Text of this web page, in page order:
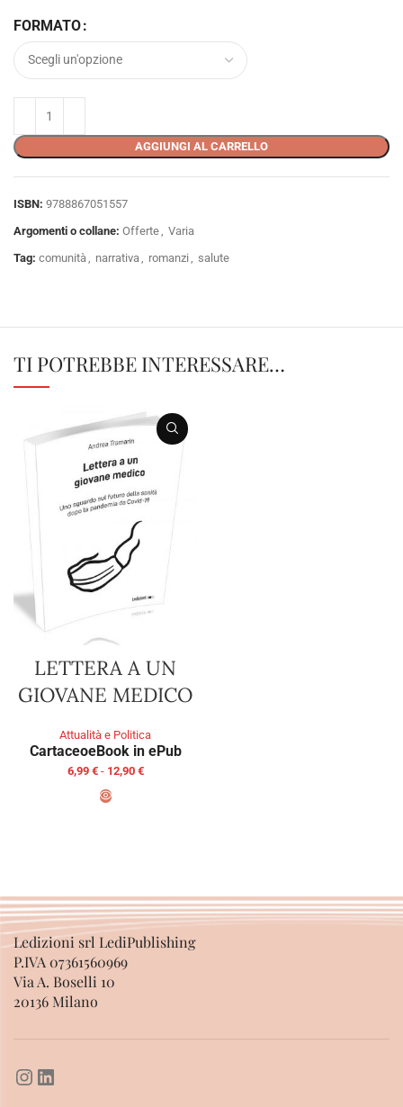
FORMATO
AGGIUNGI AL CARRELLO
ISBN: 9788867051557
Argomenti o collane: Offerte
Varia
Tag: comunità narrativa romanzi salute
TI POTREBBE INTERESSARE…
LETTERA A UN
GIOVANE MEDICO
Attualità e Politica
CartaceoeBook in ePub
6,99 € - 12,90 €
Ledizioni srl LediPublishing
P.IVA 07361560969
Via A. Boselli 10
20136 Milano